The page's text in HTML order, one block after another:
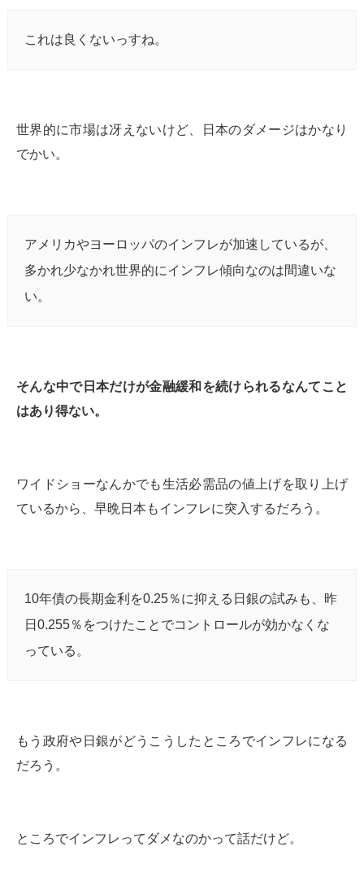
これは良くないっすね。
世界的に市場は冴えないけど、日本のダメージはかなり
でかい。
アメリカやヨーロッパのインフレが加速しているが、
多かれ少なかれ世界的にインフレ傾向なのは間違いな
い。
そんな中で日本だけが金融緩和を続けられるなんてこと
はあり得ない。
ワイドショーなんかでも生活必需品の値上げを取り上げ
ているから、早晩日本もインフレに突入するだろう。
10年債の長期金利を0.25％に抑える日銀の試みも、昨
日0.255％をつけたことでコントロールが効かなくな
っている。
もう政府や日銀がどうこうしたところでインフレになる
だろう。
ところでインフレってダメなのかって話だけど。